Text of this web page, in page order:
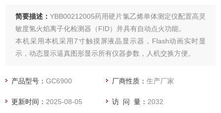
简要描述：YBB00212005药用硬片氯乙烯单体测定仪配置高灵
敏度氢火焰离子化检测器（FID）并具有自动点火功能。
本机采用本机采用7寸触摸屏液晶显示器，Flash动画实时显
示，动态显示逼真图形显示所有仪器参数，人机交换方便。
产品型号：GC6900 厂商性质：生产厂家
更新时间： 2025-08-05 访 问 量： 2032